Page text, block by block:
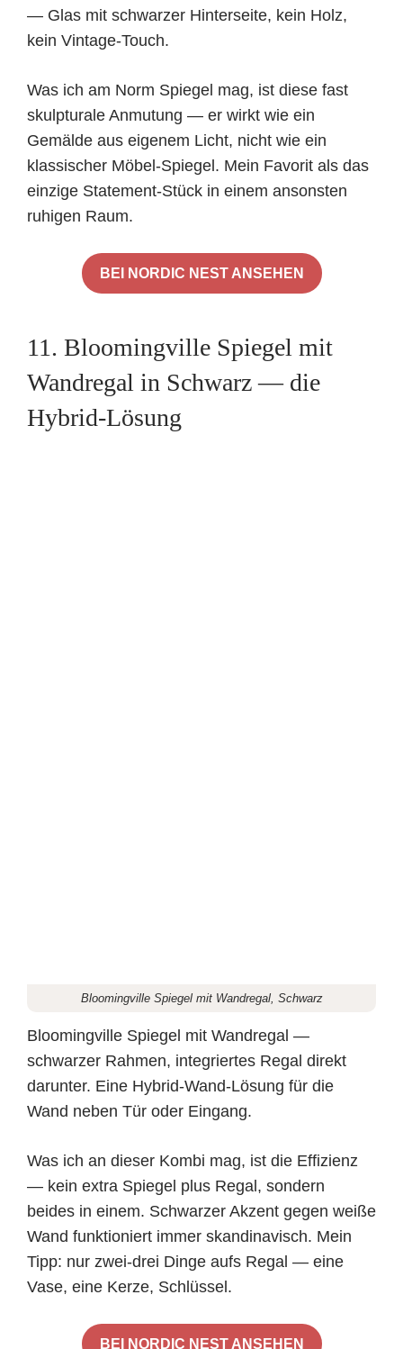
— Glas mit schwarzer Hinterseite, kein Holz,
kein Vintage-Touch.
Was ich am Norm Spiegel mag, ist diese fast
skulpturale Anmutung — er wirkt wie ein
Gemälde aus eigenem Licht, nicht wie ein
klassischer Möbel-Spiegel. Mein Favorit als das
einzige Statement-Stück in einem ansonsten
ruhigen Raum.
BEI NORDIC NEST ANSEHEN
11. Bloomingville Spiegel mit
Wandregal in Schwarz — die
Hybrid-Lösung
Bloomingville Spiegel mit Wandregal, Schwarz
Bloomingville Spiegel mit Wandregal —
schwarzer Rahmen, integriertes Regal direkt
darunter. Eine Hybrid-Wand-Lösung für die
Wand neben Tür oder Eingang.
Was ich an dieser Kombi mag, ist die Effizienz
— kein extra Spiegel plus Regal, sondern
beides in einem. Schwarzer Akzent gegen weiße
Wand funktioniert immer skandinavisch. Mein
Tipp: nur zwei-drei Dinge aufs Regal — eine
Vase, eine Kerze, Schlüssel.
BEI NORDIC NEST ANSEHEN